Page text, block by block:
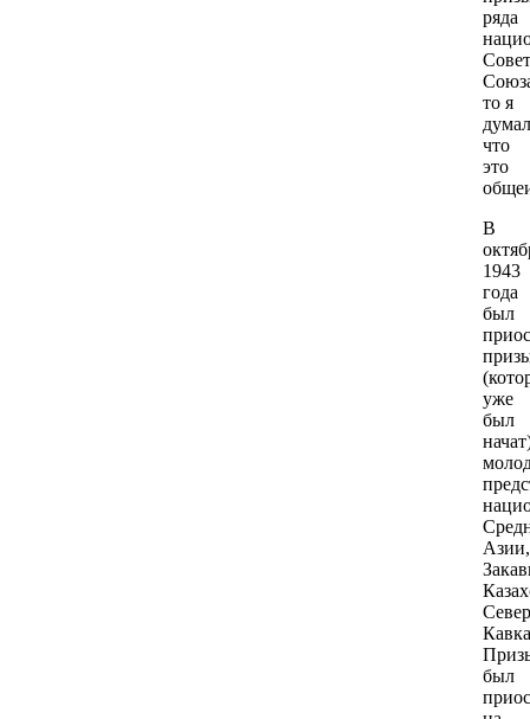
ряда
то я
что
это
В
1943
года
был
уже
был
Азии,
был